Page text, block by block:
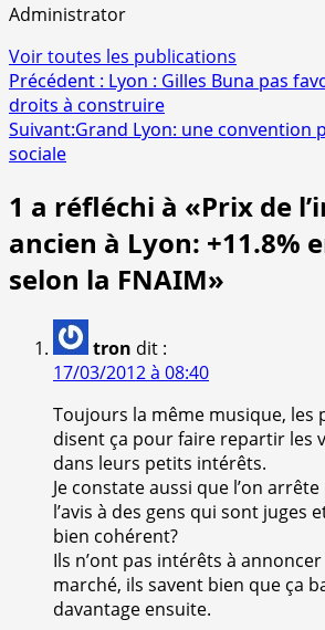
Administrator
Voir toutes les publications
Navigation
d’article
Précédent : Lyon : Gilles Buna pas
droits à construire
Suivant:Grand Lyon: une convention
sociale
1 a réfléchi à «Prix de
ancien à Lyon: +11.8%
selon la FNAIM»
tron dit :
17/03/2012 à 08:40
Toujours la même musique, les
disent ça pour faire repartir les
dans leurs petits intérêts.
Je constate aussi que l’on
l’avis à des gens qui sont juges
bien cohérent?
Ils n’ont pas intérêts à
marché, ils savent bien que ça
davantage ensuite.